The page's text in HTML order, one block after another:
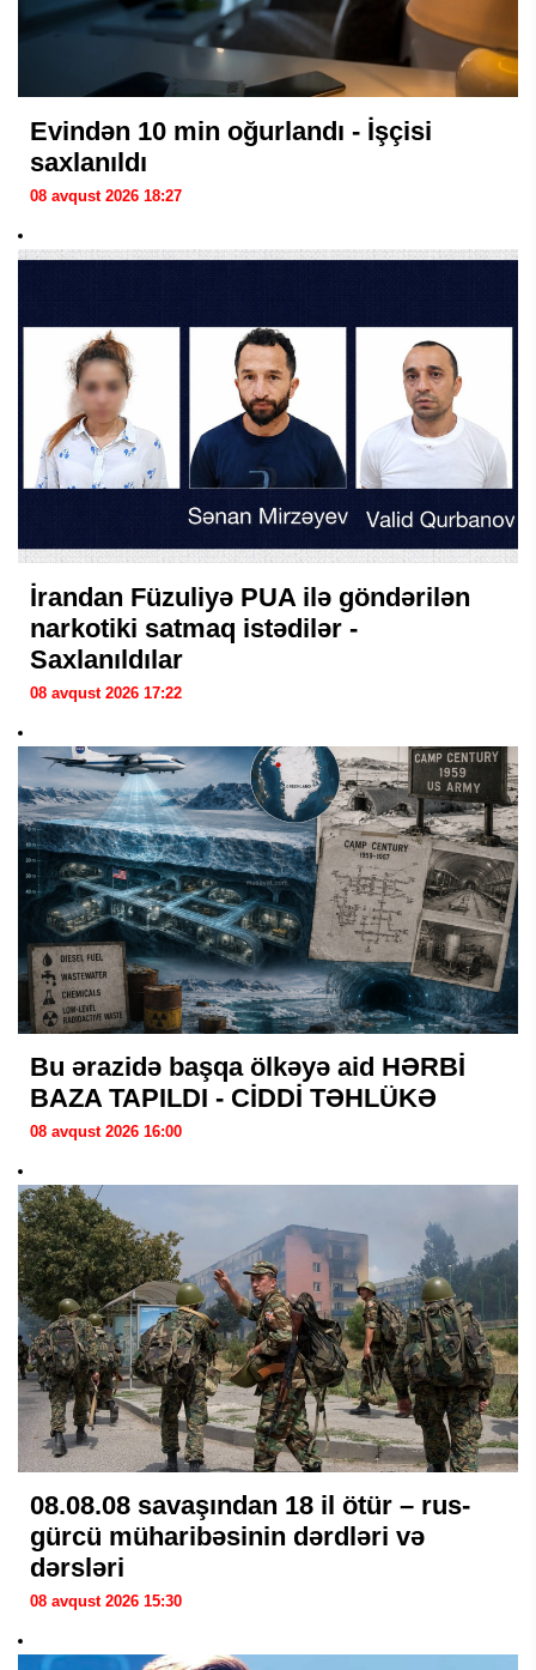
Evindən 10 min oğurlandı - İşçisi
saxlanıldı
08 avqust 2026 18:27
İrandan Füzuliyə PUA ilə göndərilən
narkotiki satmaq istədilər -
Saxlanıldılar
08 avqust 2026 17:22
Bu ərazidə başqa ölkəyə aid HƏRBİ
BAZA TAPILDI - CİDDİ TƏHLÜKƏ
08 avqust 2026 16:00
08.08.08 savaşından 18 il ötür – rus-
gürcü müharibəsinin dərdləri və
dərsləri
08 avqust 2026 15:30